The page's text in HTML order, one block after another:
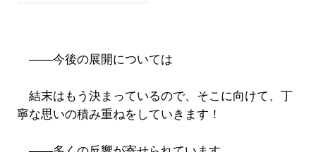
――今後の展開については
結末はもう決まっているので、そこに向けて、丁
寧な思いの積み重ねをしていきます！